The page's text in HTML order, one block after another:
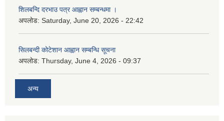
शिलबन्दि दरभाउ पत्र आह्वान सम्बन्धमा ।
अपलोड: Saturday, June 20, 2026 - 22:42
सिलबन्दी कोटेशान आह्वान सम्बन्धि सूचना
अपलोड: Thursday, June 4, 2026 - 09:37
अन्य